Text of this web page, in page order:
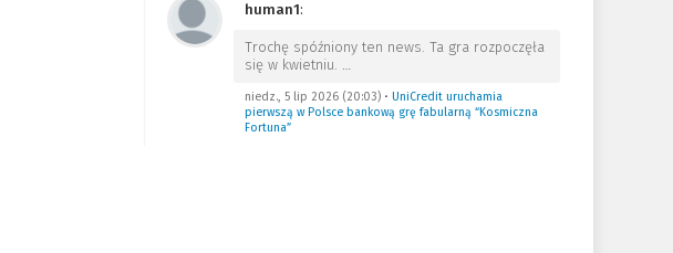
human1:
Trochę spóźniony ten news. Ta gra rozpoczęła
się w kwietniu. …
niedz., 5 lip 2026 (20:03)• UniCredit uruchamia
pierwszą w Polsce bankową grę fabularną “Kosmiczna
Fortuna”